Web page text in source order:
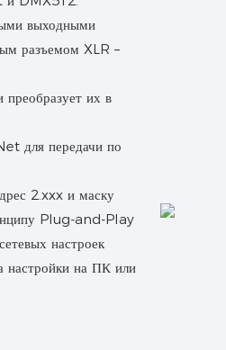
выходными
разъемом XLR –
их в
для передачи по
2.xxx и маску
Plug-and-Play
настроек
настройки на ПК или